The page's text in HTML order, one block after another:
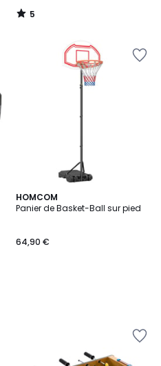
5
/
HOMCOM
Panier de Basket-Ball sur pied
64,90 €